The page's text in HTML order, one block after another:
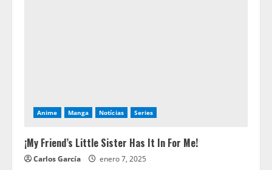
Anime Manga Notícias Series
¡My Friend’s Little Sister Has It In For Me!
Carlos García enero 7, 2025